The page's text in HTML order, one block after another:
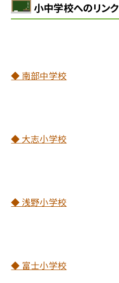
小中学校へのリンク
◆ 南部中学校
◆ 大志小学校
◆ 浅野小学校
◆ 富士小学校